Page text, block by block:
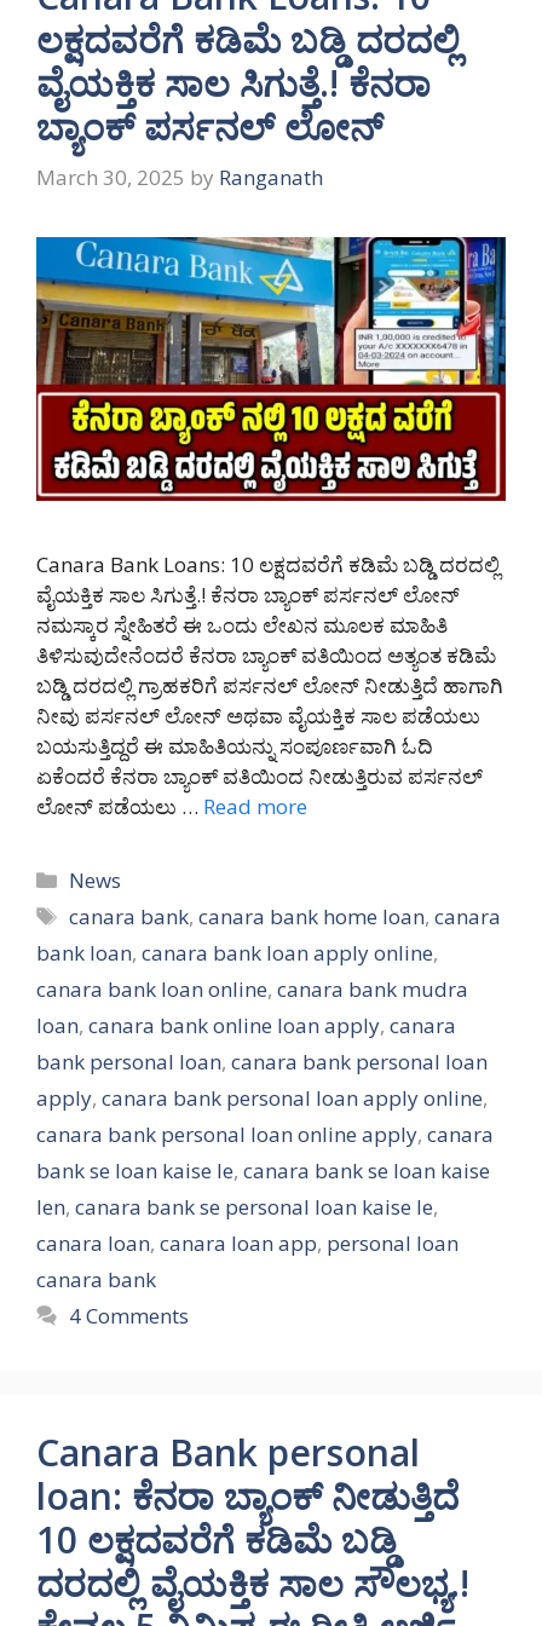
ಲಕ್ಷದವರೆಗೆ ಕಡಿಮೆ ಬಡ್ಡಿ ದರದಲ್ಲಿ
ವೈಯಕ್ತಿಕ ಸಾಲ ಸಿಗುತ್ತೆ.! ಕೆನರಾ
ಬ್ಯಾಂಕ್ ಪರ್ಸನಲ್ ಲೋನ್
March 30, 2025 by Ranganath
Canara Bank Loans: 10 ಲಕ್ಷದವರೆಗೆ ಕಡಿಮೆ ಬಡ್ಡಿ ದರದಲ್ಲಿ
ವೈಯಕ್ತಿಕ ಸಾಲ ಸಿಗುತ್ತೆ.! ಕೆನರಾ ಬ್ಯಾಂಕ್ ಪರ್ಸನಲ್ ಲೋನ್
ನಮಸ್ಕಾರ ಸ್ನೇಹಿತರೆ ಈ ಒಂದು ಲೇಖನ ಮೂಲಕ ಮಾಹಿತಿ
ತಿಳಿಸುವುದೇನೆಂದರೆ ಕೆನರಾ ಬ್ಯಾಂಕ್ ವತಿಯಿಂದ ಅತ್ಯಂತ ಕಡಿಮೆ
ಬಡ್ಡಿ ದರದಲ್ಲಿ ಗ್ರಾಹಕರಿಗೆ ಪರ್ಸನಲ್ ಲೋನ್ ನೀಡುತ್ತಿದೆ ಹಾಗಾಗಿ
ನೀವು ಪರ್ಸನಲ್ ಲೋನ್ ಅಥವಾ ವೈಯಕ್ತಿಕ ಸಾಲ ಪಡೆಯಲು
ಬಯಸುತ್ತಿದ್ದರೆ ಈ ಮಾಹಿತಿಯನ್ನು ಸಂಪೂರ್ಣವಾಗಿ ಓದಿ
ಏಕೆಂದರೆ ಕೆನರಾ ಬ್ಯಾಂಕ್ ವತಿಯಿಂದ ನೀಡುತ್ತಿರುವ ಪರ್ಸನಲ್
ಲೋನ್ ಪಡೆಯಲು … Read more
Categories
News
Tags
canara bank,canara bank home loan,canara
bank loan, canara bank loan apply online,
canara bank loan online, canara bank mudra
loan, canara bank online loan apply, canara
bank personal loan, canara bank personal loan
apply, canara bank personal loan apply online,
canara bank personal loan online apply, canara
bank se loan kaise le, canara bank se loan kaise
len, canara bank se personal loan kaise le,
canara loan, canara loan app, personal loan
canara bank
4 Comments
Canara Bank personal
loan: ಕೆನರಾ ಬ್ಯಾಂಕ್ ನೀಡುತ್ತಿದೆ
10 ಲಕ್ಷದವರೆಗೆ ಕಡಿಮೆ ಬಡ್ಡಿ
ದರದಲ್ಲಿ ವೈಯಕ್ತಿಕ ಸಾಲ ಸೌಲಭ್ಯ.!